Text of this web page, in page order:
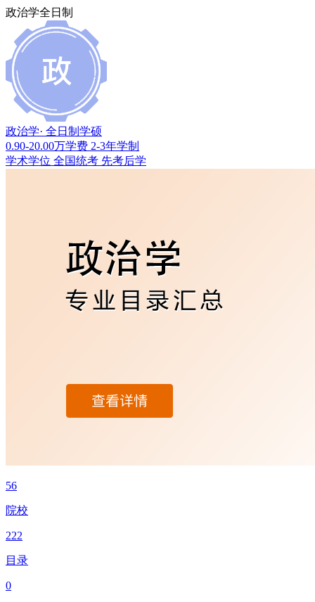
政治学全日制
政治学· 全日制学硕
0.90-20.00万学费 2-3年学制
学术学位 全国统考 先考后学
56
院校
222
目录
0